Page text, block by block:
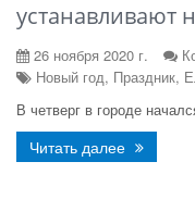
устанавливают
26 ноября 2020 г.
Новый год, Праздник,
В четверг в городе
Читать далее